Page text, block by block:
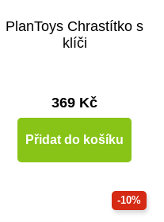
PlanToys Chrastítko s
klíči
369 Kč
Přidat do košíku
-10%